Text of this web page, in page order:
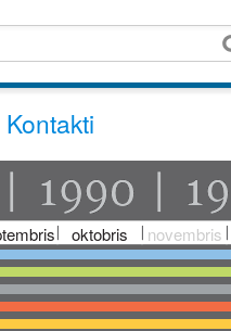
Kontakti
oktobris novembris